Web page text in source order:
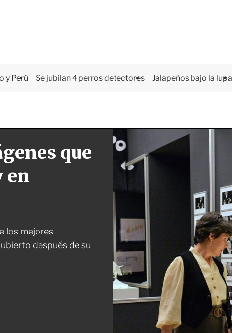
y Perú Se jubilan 4 perros detectores Jalapeños bajo la lupa
que
en
los mejores
después de su